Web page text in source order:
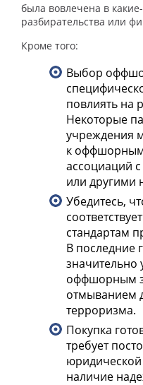
была вовлечена в
разбирательства или
Кроме того:
Выбор
повлиять на
Некоторые
учреждения
к
ассоциаций
или другими
Убедитесь,
стандартам
В последние
значительно
оффшорным
отмыванием
терроризма.
Покупка
требует
наличие